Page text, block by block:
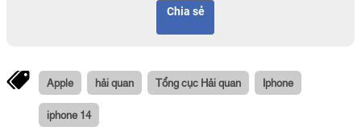
Chia sẻ
Apple hải quan Tổng cục Hải quan Iphone
iphone 14